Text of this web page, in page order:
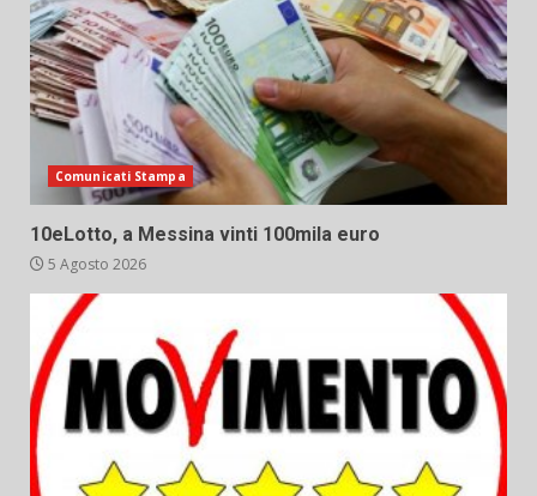
Comunicati Stampa
10eLotto, a Messina vinti 100mila euro
5 Agosto 2026